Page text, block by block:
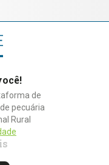
de
pecuária
Rural